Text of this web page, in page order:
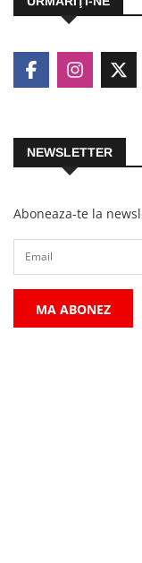
NEWSLETTER
Aboneaza-te la
MA ABONEZ